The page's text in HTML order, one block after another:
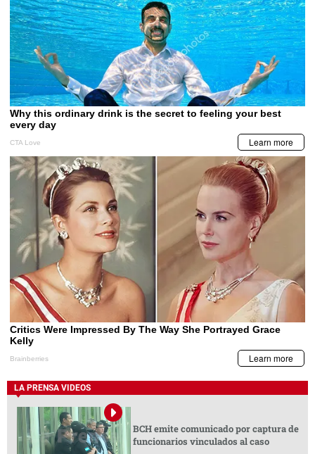
LA PRENSA VIDEOS
BCH emite comunicado por captura de
funcionarios vinculados al caso